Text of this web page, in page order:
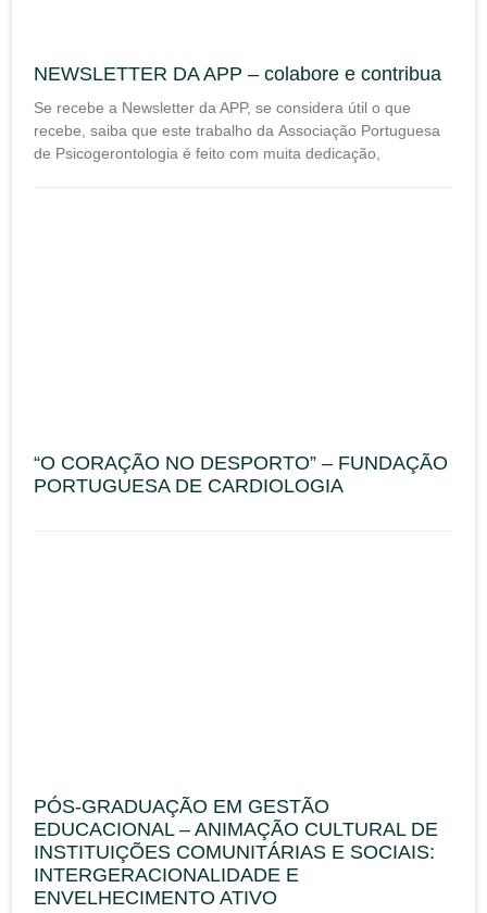
NEWSLETTER DA APP – colabore e contribua
Se recebe a Newsletter da APP, se considera útil o que
recebe, saiba que este trabalho da Associação Portuguesa
de Psicogerontologia é feito com muita dedicação,
“O CORAÇÃO NO DESPORTO” – FUNDAÇÃO
PORTUGUESA DE CARDIOLOGIA
PÓS-GRADUAÇÃO EM GESTÃO
EDUCACIONAL – ANIMAÇÃO CULTURAL DE
INSTITUIÇÕES COMUNITÁRIAS E SOCIAIS:
INTERGERACIONALIDADE E
ENVELHECIMENTO ATIVO